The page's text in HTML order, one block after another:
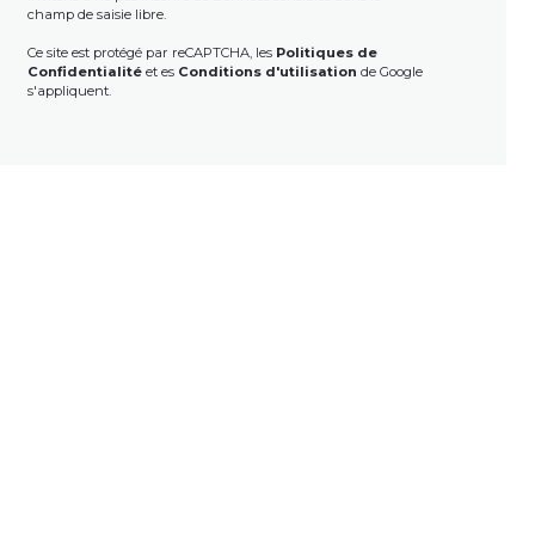
champ de saisie libre.
Ce site est protégé par reCAPTCHA, les Politiques de
Confidentialitéet es Conditions d'utilisation de Google
s'appliquent.